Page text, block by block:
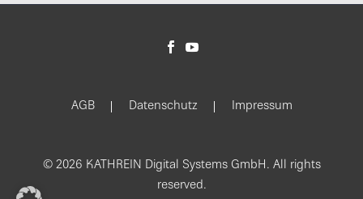
AGB Datenschutz Impressum
© 2026 KATHREIN Digital Systems GmbH. All rights
reserved.